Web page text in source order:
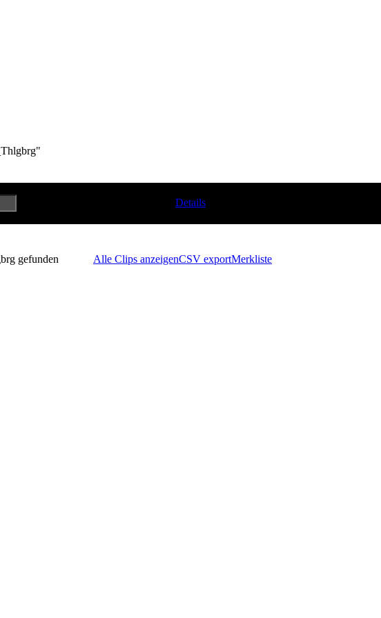
Details
gefunden Alle Clips anzeigenCSV exportMerkliste